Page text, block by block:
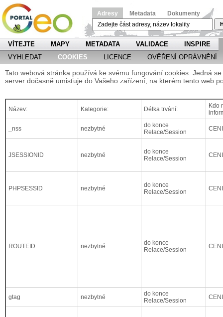
Adresy Metadata Dokumenty
VÍTEJTE MAPY METADATA VALIDACE
INSPIRE
VYHLEDAT
COOKIES LICENCE OVĚŘENÍ OPRÁVNĚNÍ
Tato webová stránka používá ke svému fungování cookies. Jedná
server dočasně umisťuje do Vašeho zařízení, na kterém tento web
Název: Kategorie: Délka trvání:
Kdo
_nss nezbytné
do konce
Relace/Session
JSESSIONID nezbytné
do konce
Relace/Session
PHPSESSID nezbytné
do konce
Relace/Session
ROUTEID nezbytné
do konce
Relace/Session
gtag nezbytné
do konce
Relace/Session